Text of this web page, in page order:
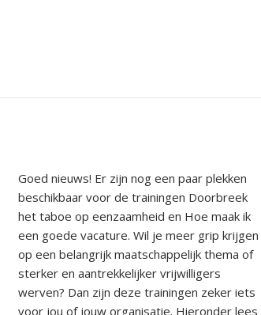
Goed nieuws! Er zijn nog een paar plekken
beschikbaar voor de trainingen Doorbreek
het taboe op eenzaamheid en Hoe maak ik
een goede vacature. Wil je meer grip krijgen
op een belangrijk maatschappelijk thema of
sterker en aantrekkelijker vrijwilligers
werven? Dan zijn deze trainingen zeker iets
voor jou of jouw organisatie. Hieronder lees